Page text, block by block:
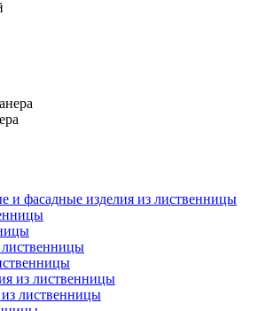
и фасадные изделия из лиственницы
лиственницы